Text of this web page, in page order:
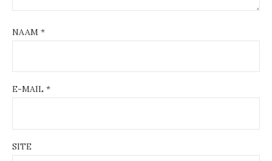
NAAM *
E-MAIL *
SITE